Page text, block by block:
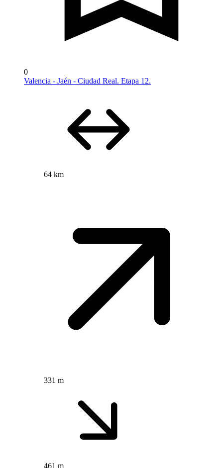
0
Valencia - Jaén - Ciudad Real. Etapa 12.
64 km
331 m
461 m